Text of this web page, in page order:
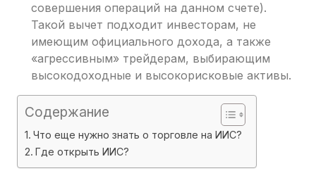
совершения операций на данном счете).
Такой вычет подходит инвесторам, не
имеющим официального дохода, а также
«агрессивным» трейдерам, выбирающим
высокодоходные и высокорисковые активы.
Содержание
Что еще нужно знать о торговле на ИИС?
Где открыть ИИС?